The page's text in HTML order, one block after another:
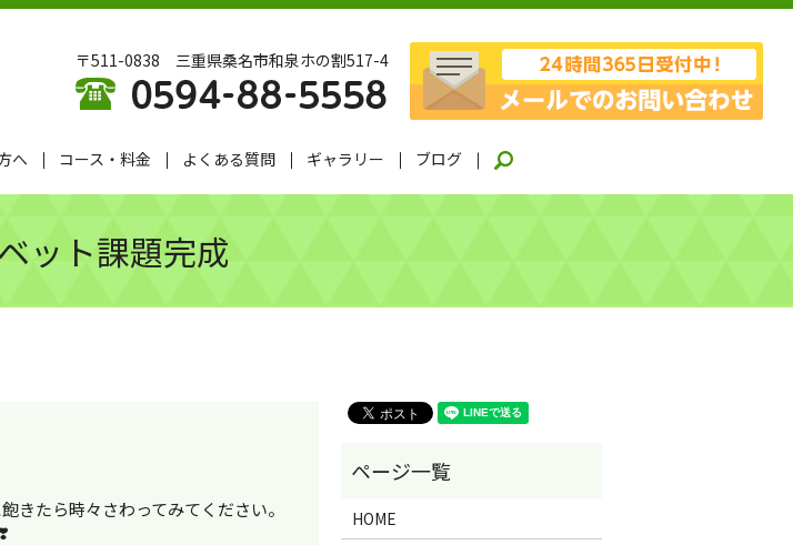
〒511-0838 三重県桑名市和泉ホの割517-4
へ コース・料金 よくある質問 ギャラリー ブログ
ット課題完成
きたら時々さわってみてください。
HOME